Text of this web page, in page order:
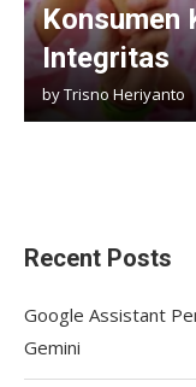
Konsumen
Integritas
byTrisno Heriyanto
Recent Posts
Google Assistant
Gemini